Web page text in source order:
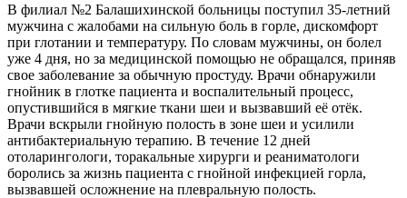
В филиал №2 Балашихинской больницы поступил 35-летний
мужчина с жалобами на сильную боль в горле, дискомфорт
при глотании и температуру. По словам мужчины, он болел
уже 4 дня, но за медицинской помощью не обращался, приняв
свое заболевание за обычную простуду. Врачи обнаружили
гнойник в глотке пациента и воспалительный процесс,
опустившийся в мягкие ткани шеи и вызвавший её отёк.
Врачи вскрыли гнойную полость в зоне шеи и усилили
антибактериальную терапию. В течение 12 дней
отоларингологи, торакальные хирурги и реаниматологи
боролись за жизнь пациента с гнойной инфекцией горла,
вызвавшей осложнение на плевральную полость.